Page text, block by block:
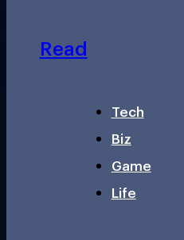
Read
Tech
Biz
Game
Life